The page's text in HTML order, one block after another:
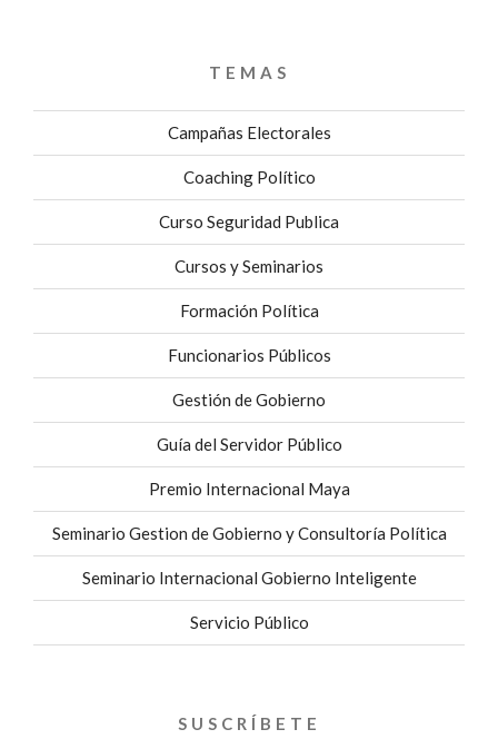
TEMAS
Campañas Electorales
Coaching Político
Curso Seguridad Publica
Cursos y Seminarios
Formación Política
Funcionarios Públicos
Gestión de Gobierno
Guía del Servidor Público
Premio Internacional Maya
Seminario Gestion de Gobierno y Consultoría Política
Seminario Internacional Gobierno Inteligente
Servicio Público
SUSCRÍBETE